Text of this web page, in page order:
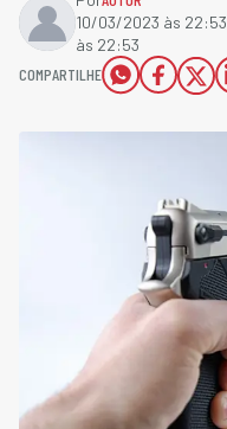
10/03/2023 às 22:53
às 22:53
COMPARTILHE